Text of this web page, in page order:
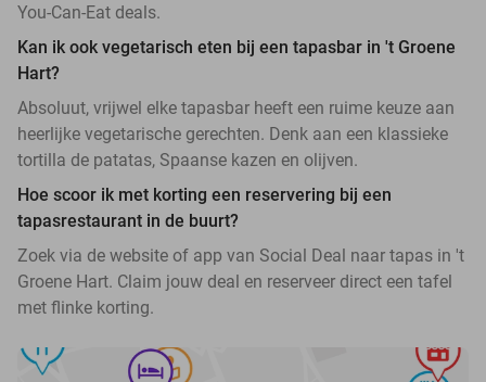
You-Can-Eat deals.
Kan ik ook vegetarisch eten bij een tapasbar in 't Groene
Hart?
Absoluut, vrijwel elke tapasbar heeft een ruime keuze aan
heerlijke vegetarische gerechten. Denk aan een klassieke
tortilla de patatas, Spaanse kazen en olijven.
Hoe scoor ik met korting een reservering bij een
tapasrestaurant in de buurt?
Zoek via de website of app van Social Deal naar tapas in 't
Groene Hart. Claim jouw deal en reserveer direct een tafel
met flinke korting.